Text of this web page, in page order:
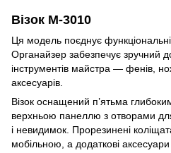
Візок M-3010
Ця модель поєднує
Органайзер забезпечує зручний
інструментів майстра — фенів,
аксесуарів.
Візок оснащений п’ятьма
верхньою панеллю з отворами
і невидимок. Прорезинені
мобільною, а додаткові